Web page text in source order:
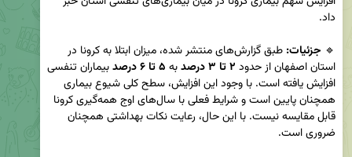
🔹 جزئیات:
استان اصفهان از حدود ۲ تا ۳ درصد به ۵ تا ۶ درصد